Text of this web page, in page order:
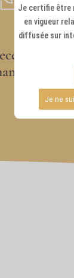
votre
Je certifie être
en vigueur
diffusée sur